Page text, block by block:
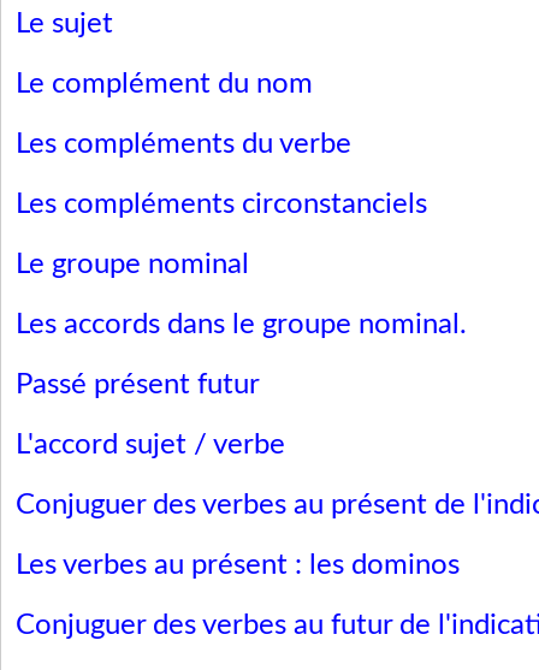
Le sujet
Le complément du nom
Les compléments du verbe
Les compléments circonstanciels
Le groupe nominal
Les accords dans le groupe nominal.
Passé présent futur
L'accord sujet / verbe
Conjuguer des verbes au présent de
Les verbes au présent : les dominos
Conjuguer des verbes au futur de